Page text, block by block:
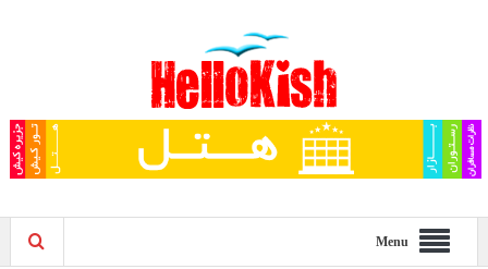
Menu